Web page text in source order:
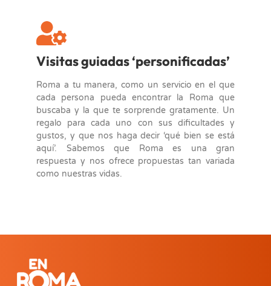
Visitas guiadas ‘personificadas’
Roma a tu manera, como un servicio en el que
cada persona pueda encontrar la Roma que
buscaba y la que te sorprende gratamente. Un
regalo para cada uno con sus dificultades y
gustos, y que nos haga decir ‘qué bien se está
aquí’. Sabemos que Roma es una gran
respuesta y nos ofrece propuestas tan variada
como nuestras vidas.